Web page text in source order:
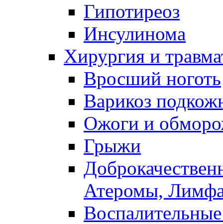
Гипотиреоз
Инсулинома
Хирургия и
Вросший ноготь
Варикоз
Ожоги и
Грыжи
Атеромы,